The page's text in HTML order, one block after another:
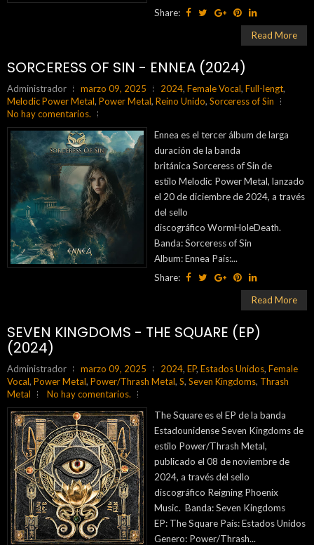
Share:
Read More
SORCERESS OF SIN - ENNEA (2024)
Administrador marzo 09, 2025 2024, Female Vocal, Full-lengt,
Melodic Power Metal, Power Metal, Reino Unido, Sorceress of Sin
No hay comentarios.
Ennea es el tercer álbum de larga
duración de la banda
británica Sorceress of Sin de
estilo Melodic Power Metal, lanzado
el 20 de diciembre de 2024, a través
del sello
discográfico WormHoleDeath.
Banda: Sorceress of Sin
Album: Ennea País:...
Share:
Read More
SEVEN KINGDOMS - THE SQUARE (EP)
(2024)
Administrador marzo 09, 2025 2024, EP, Estados Unidos, Female
Vocal, Power Metal, Power/Thrash Metal, S, Seven Kingdoms, Thrash
Metal
No hay comentarios.
The Square es el EP de la banda
Estadounidense Seven Kingdoms de
estilo Power/Thrash Metal,
publicado el 08 de noviembre de
2024, a través del sello
discográfico Reigning Phoenix
Music. Banda: Seven Kingdoms
EP: The Square País: Estados Unidos
Genero: Power/Thrash...